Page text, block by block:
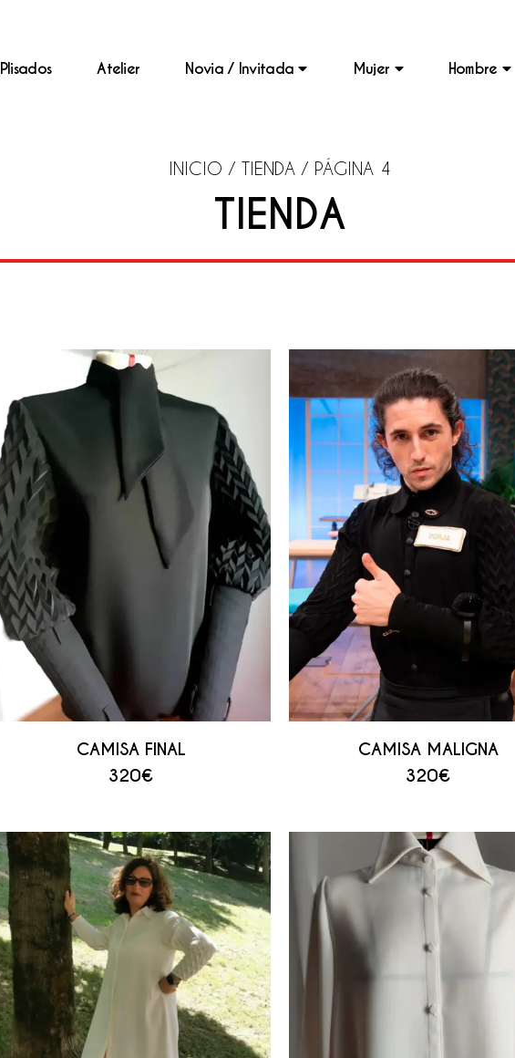
Plisados Atelier Novia / Invitada
Invitada a Medida
Mujer Hombre
INICIO / TIENDA / PÁGINA 4
TIENDA
CAMISA FINAL
320€
CAMISA MALIGNA
320€